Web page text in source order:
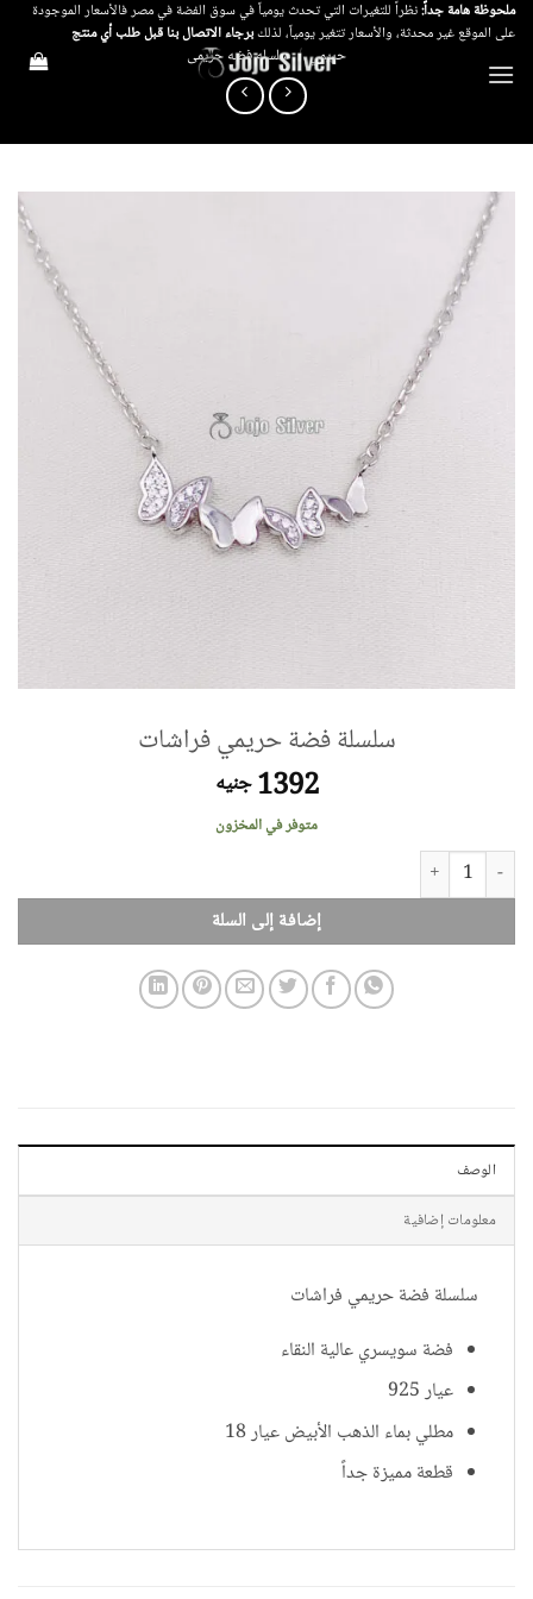
تخطي
للمحتوى
ملحوظة هامة جداً:نظراً للتغيرات التي تحدث يومياً في سوق الفضة في مصر فالأسعار الموجودة
على الموقع غير محدثة، والأسعار تتغير يومياً، لذلكبرجاء الاتصال بنا قبل طلب أي منتج
حريمي / سلسله فضه حريمى
سلسلة فضة حريمي فراشات
1392 جنيه
متوفر في المخزون
كمية سلسلة فضة حريمي فراشات
إضافة إلى السلة
الوصف
معلومات إضافية
سلسلة فضة حريمي فراشات
فضة سويسري عالية النقاء
عيار 925
مطلي بماء الذهب الأبيض عيار 18
قطعة مميزة جداً